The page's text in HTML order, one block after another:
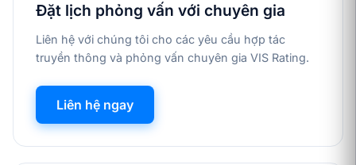
Đặt lịch phỏng vấn với chuyên gia
Liên hệ với chúng tôi cho các yêu cầu hợp tác
truyền thông và phỏng vấn chuyên gia VIS Rating.
Liên hệ ngay